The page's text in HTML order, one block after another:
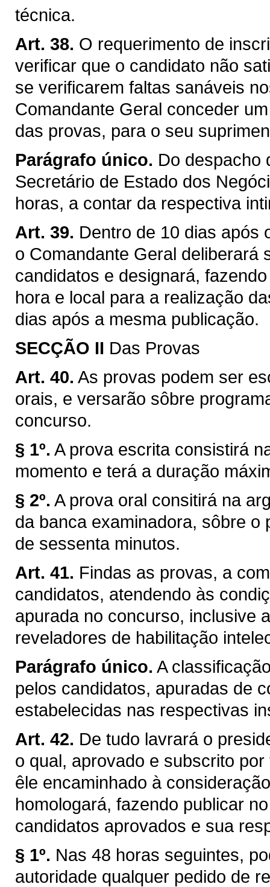
técnica.
Art. 38. O requerimento de
verificar que o candidato não
se verificarem faltas sanáveis
Comandante Geral conceder
das provas, para o seu
Parágrafo único. Do despacho
Secretário de Estado dos
horas, a contar da respectiva
Art. 39. Dentro de 10 dias após
o Comandante Geral deliberará
candidatos e designará,
hora e local para a realização
dias após a mesma publicação.
SECÇÃO II Das Provas
Art. 40. As provas podem ser
orais, e versarão sôbre
concurso.
§ 1º. A prova escrita consistirá
momento e terá a duração
§ 2º. A prova oral consitirá na
da banca examinadora, sôbre
de sessenta minutos.
Art. 41. Findas as provas, a
candidatos, atendendo às
apurada no concurso, inclusive
reveladores de habilitação
Parágrafo único. A
pelos candidatos, apuradas de
estabelecidas nas respectivas
Art. 42. De tudo lavrará o
o qual, aprovado e subscrito
êle encaminhado à
homologará, fazendo publicar
candidatos aprovados e sua
§ 1º. Nas 48 horas seguintes,
autoridade qualquer pedido de